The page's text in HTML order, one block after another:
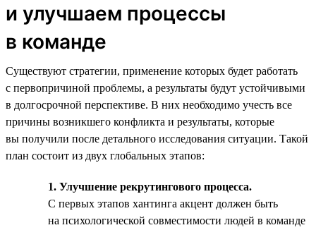
и улучшаем процессы
в команде
Существуют стратегии, применение которых будет работать
с первопричиной проблемы, а результаты будут устойчивыми
в долгосрочной перспективе. В них необходимо учесть все
причины возникшего конфликта и результаты, которые
вы получили после детального исследования ситуации. Такой
план состоит из двух глобальных этапов:
1. Улучшение рекрутингового процесса.
С первых этапов хантинга акцент должен быть
на психологической совместимости людей в команде